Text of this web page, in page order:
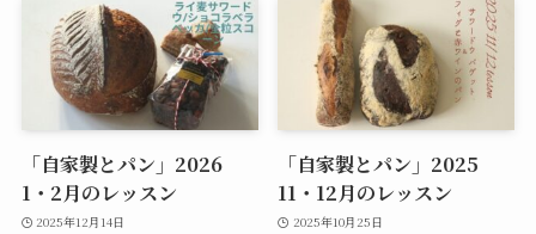
「自家製とパン」2026
1・2月のレッスン
2025年12月14日
「自家製とパン」2025
11・12月のレッスン
2025年10月25日